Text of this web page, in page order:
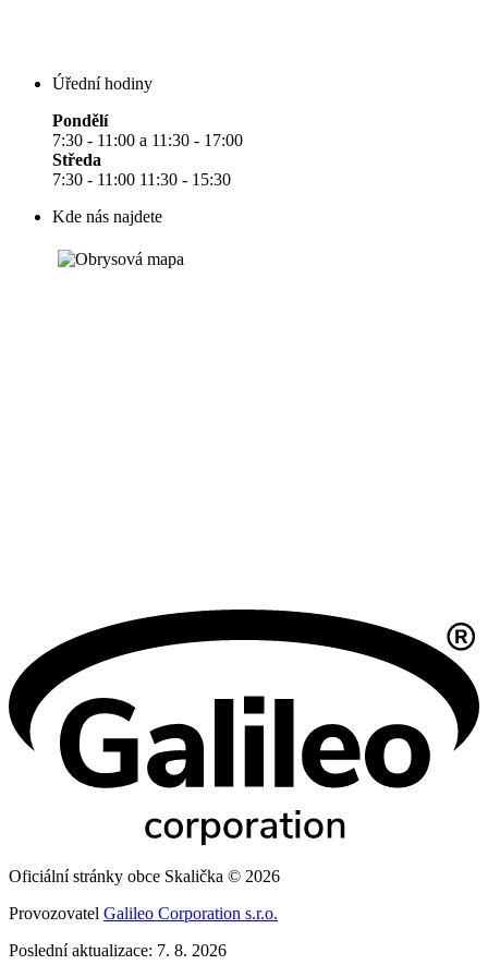
Úřední hodiny
Pondělí
7:30 - 11:00 a 11:30 - 17:00
Středa
7:30 - 11:00 11:30 - 15:30
Kde nás najdete
Oficiální stránky obce Skalička © 2026
Provozovatel Galileo Corporation s.r.o.
Poslední aktualizace: 7. 8. 2026